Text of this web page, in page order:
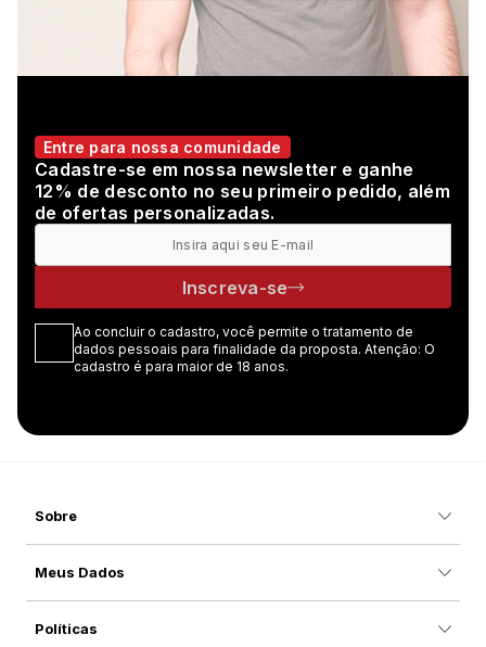
Entre para nossa comunidade
Cadastre-se em nossa newsletter e ganhe
12% de desconto no seu primeiro pedido, além
de ofertas personalizadas.
Inscreva-se
Ao concluir o cadastro, você permite o tratamento de
dados pessoais para finalidade da proposta. Atenção: O
cadastro é para maior de 18 anos.
Sobre
Meus Dados
Políticas